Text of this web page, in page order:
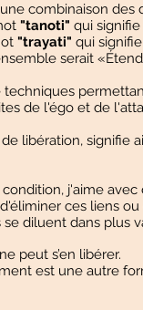
combinaison des
"tanoti" qui
"trayati" qui
serait
de l'égo et de
libération, signifie
j'aime
ces liens
se diluent dans plus
peut s’en libérer.
est une autre